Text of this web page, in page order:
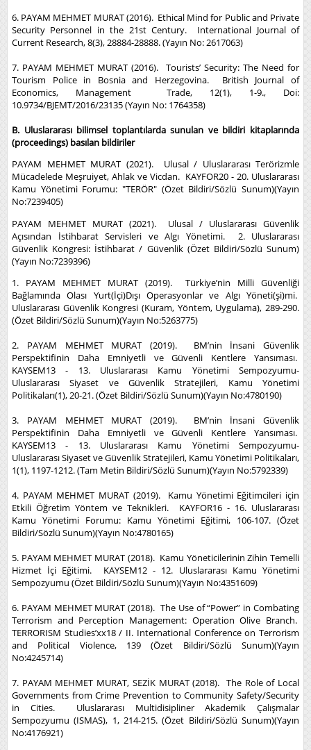
6. PAYAM MEHMET MURAT (2016). Ethical Mind for Public and Private
Security Personnel in the 21st Century. International Journal of
Current Research, 8(3), 28884-28888. (Yayın No: 2617063)
7. PAYAM MEHMET MURAT (2016). Tourists’ Security: The Need for
Tourism Police in Bosnia and Herzegovina. British Journal of
Economics, Management Trade, 12(1), 1-9., Doi:
10.9734/BJEMT/2016/23135 (Yayın No: 1764358)
B. Uluslararası bilimsel toplantılarda sunulan ve bildiri kitaplarında
(proceedings) basılan bildiriler
PAYAM MEHMET MURAT (2021). Ulusal / Uluslararası Terörizmle
Mücadelede Meşruiyet, Ahlak ve Vicdan. KAYFOR20 - 20. Uluslararası
Kamu Yönetimi Forumu: "TERÖR" (Özet Bildiri/Sözlü Sunum)(Yayın
No:7239405)
PAYAM MEHMET MURAT (2021). Ulusal / Uluslararası Güvenlik
Açısından İstihbarat Servisleri ve Algı Yönetimi. 2. Uluslararası
Güvenlik Kongresi: İstihbarat / Güvenlik (Özet Bildiri/Sözlü Sunum)
(Yayın No:7239396)
1. PAYAM MEHMET MURAT (2019). Türkiye’nin Milli Güvenliği
Bağlamında Olası Yurt(İçi)Dışı Operasyonlar ve Algı Yöneti(şi)mi.
Uluslararası Güvenlik Kongresi (Kuram, Yöntem, Uygulama), 289-290.
(Özet Bildiri/Sözlü Sunum)(Yayın No:5263775)
2. PAYAM MEHMET MURAT (2019). BM’nin İnsani Güvenlik
Perspektifinin Daha Emniyetli ve Güvenli Kentlere Yansıması.
KAYSEM13 - 13. Uluslararası Kamu Yönetimi Sempozyumu-
Uluslararası Siyaset ve Güvenlik Stratejileri, Kamu Yönetimi
Politikaları(1), 20-21. (Özet Bildiri/Sözlü Sunum)(Yayın No:4780190)
3. PAYAM MEHMET MURAT (2019). BM’nin İnsani Güvenlik
Perspektifinin Daha Emniyetli ve Güvenli Kentlere Yansıması.
KAYSEM13 - 13. Uluslararası Kamu Yönetimi Sempozyumu-
Uluslararası Siyaset ve Güvenlik Stratejileri, Kamu Yönetimi Politikaları,
1(1), 1197-1212. (Tam Metin Bildiri/Sözlü Sunum)(Yayın No:5792339)
4. PAYAM MEHMET MURAT (2019). Kamu Yönetimi Eğitimcileri için
Etkili Öğretim Yöntem ve Teknikleri. KAYFOR16 - 16. Uluslararası
Kamu Yönetimi Forumu: Kamu Yönetimi Eğitimi, 106-107. (Özet
Bildiri/Sözlü Sunum)(Yayın No:4780165)
5. PAYAM MEHMET MURAT (2018). Kamu Yöneticilerinin Zihin Temelli
Hizmet İçi Eğitimi. KAYSEM12 - 12. Uluslararası Kamu Yönetimi
Sempozyumu (Özet Bildiri/Sözlü Sunum)(Yayın No:4351609)
6. PAYAM MEHMET MURAT (2018). The Use of “Power” in Combating
Terrorism and Perception Management: Operation Olive Branch.
TERRORISM Studies’xx18 / II. International Conference on Terrorism
and Political Violence, 139 (Özet Bildiri/Sözlü Sunum)(Yayın
No:4245714)
7. PAYAM MEHMET MURAT, SEZİK MURAT (2018). The Role of Local
Governments from Crime Prevention to Community Safety/Security
in Cities. Uluslararası Multidisipliner Akademik Çalışmalar
Sempozyumu (ISMAS), 1, 214-215. (Özet Bildiri/Sözlü Sunum)(Yayın
No:4176921)